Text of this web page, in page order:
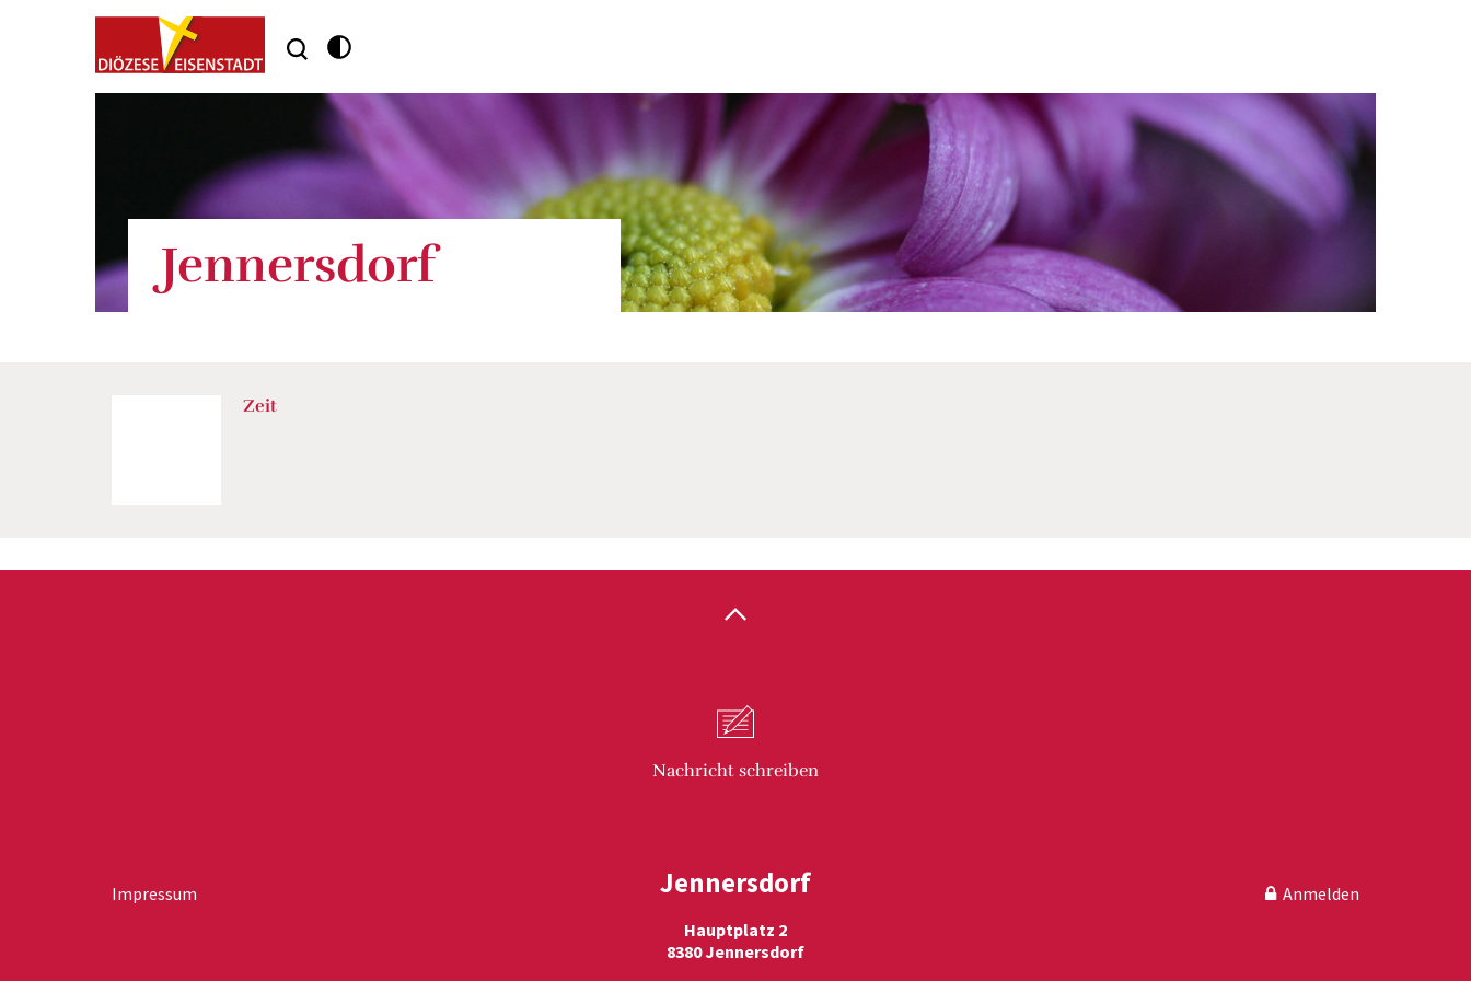
Jennersdorf
Zeit
Nachricht schreiben
Jennersdorf
Hauptplatz 2
8380 Jennersdorf
Impressum Anmelden